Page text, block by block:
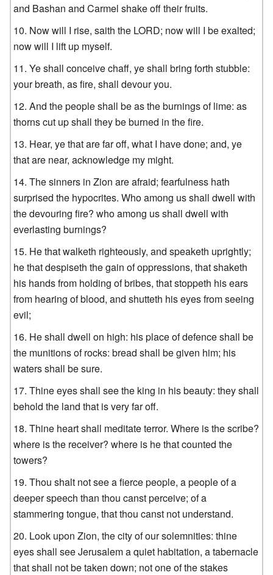
and Bashan and Carmel shake off their fruits.
Now will I rise, saith the LORD; now will I be exalted;
now will I lift up myself.
Ye shall conceive chaff, ye shall bring forth stubble:
your breath, as fire, shall devour you.
And the people shall be as the burnings of lime: as
thorns cut up shall they be burned in the fire.
Hear, ye that are far off, what I have done; and, ye
that are near, acknowledge my might.
The sinners in Zion are afraid; fearfulness hath
surprised the hypocrites. Who among us shall dwell with
the devouring fire? who among us shall dwell with
everlasting burnings?
He that walketh righteously, and speaketh uprightly;
he that despiseth the gain of oppressions, that shaketh
his hands from holding of bribes, that stoppeth his ears
from hearing of blood, and shutteth his eyes from seeing
evil;
He shall dwell on high: his place of defence shall be
the munitions of rocks: bread shall be given him; his
waters shall be sure.
Thine eyes shall see the king in his beauty: they shall
behold the land that is very far off.
Thine heart shall meditate terror. Where is the scribe?
where is the receiver? where is he that counted the
towers?
Thou shalt not see a fierce people, a people of a
deeper speech than thou canst perceive; of a
stammering tongue, that thou canst not understand.
Look upon Zion, the city of our solemnities: thine
eyes shall see Jerusalem a quiet habitation, a tabernacle
that shall not be taken down; not one of the stakes